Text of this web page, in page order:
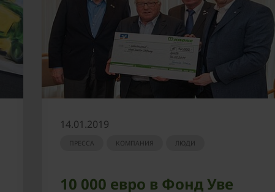
14.01.2019
ПРЕССА КОМПАНИЯ ЛЮДИ
10 000 евро в Фонд Уве